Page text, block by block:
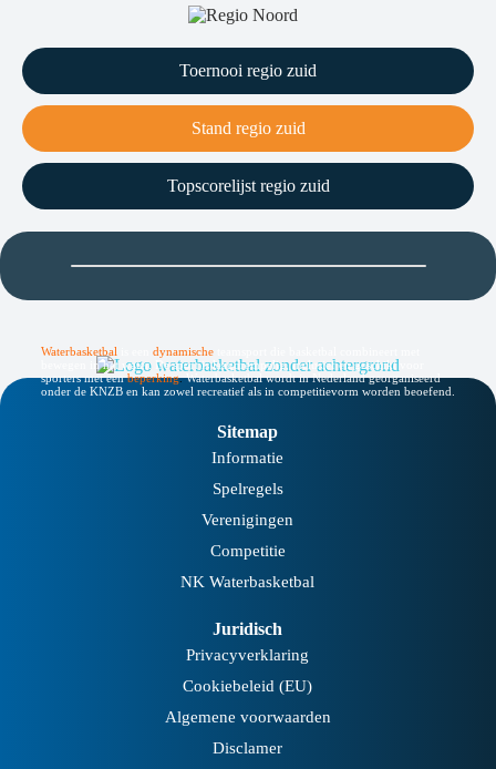
Toernooi regio zuid
Stand regio zuid
Topscorelijst regio zuid
Waterbasketbal dynamische
bewegen in het water. De sport is laagdrempelig, inclusief en geschikt voor
sporters met een beperking.Waterbasketbal wordt in Nederland georganiseerd
onder de KNZB en kan zowel recreatief als in competitievorm worden beoefend.
Sitemap
Informatie
Spelregels
Verenigingen
Competitie
NK Waterbasketbal
Juridisch
Privacyverklaring
Cookiebeleid (EU)
Algemene voorwaarden
Disclamer